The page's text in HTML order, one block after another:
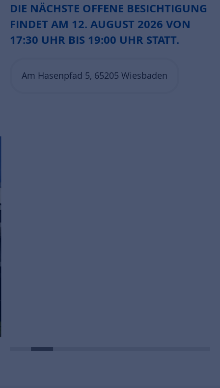
DIE NÄCHSTE OFFENE BESICHTIGUNG
FINDET AM 12. AUGUST 2026 VON
17:30 UHR BIS 19:00 UHR STATT.
Am Hasenpfad 5, 65205 Wiesbaden